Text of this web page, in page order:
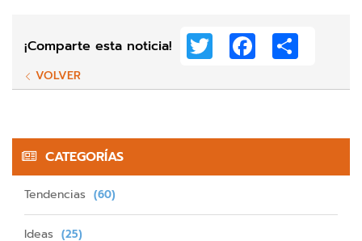
¡Comparte esta noticia! Twitter Facebook
VOLVER
CATEGORÍAS
Tendencias (60)
Ideas (25)